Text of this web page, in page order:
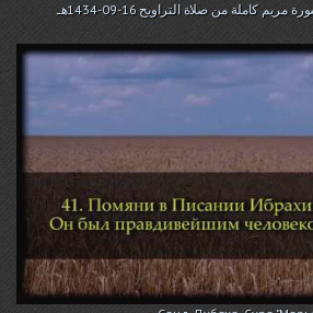
كاملة من صلاة التراويح 16-09-1434هـ